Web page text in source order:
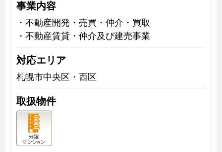
事業内容
・不動産開発・売買・仲介・買取
・不動産賃貸・仲介及び建売事業
対応エリア
札幌市中央区・西区
取扱物件